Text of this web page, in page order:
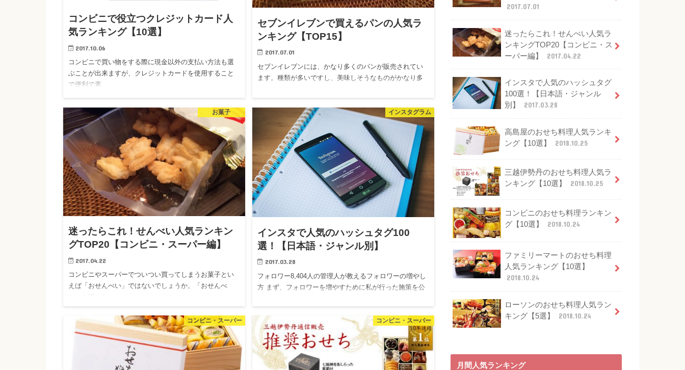
コンビニで役立つクレジットカード人
気ランキング【10選】
2017.10.06
コンビニで買い物をする際に現金以外の支払い方法も選
ぶことが出来ますが、クレジットカードを使用すること
で便利で素…
セブンイレブンで買えるパンの人気ラ
ンキング【TOP15】
2017.07.01
セブンイレブンには、かなり多くのパンが販売されてい
ます。種類が多いですし、美味しそうなものがかなり多
お菓子
迷ったらこれ！せんべい人気ランキン
グTOP20【コンビニ・スーパー編】
2017.04.22
コンビニやスーパーでついつい買ってしまうお菓子とい
えば「おせんべい」ではないでしょうか。「おせんべ
インスタグラム
インスタで人気のハッシュタグ100
選！【日本語・ジャンル別】
2017.03.28
フォロワー8,404人の管理人が教えるフォロワーの増やし
方 まず、フォロワーを増やすために私が行った施策を公
コンビニ・スーパー コンビニ・スーパー
2017.07.01
迷ったらこれ！せんべい人気ラ
ンキングTOP20【コンビニ・ス
ーパー編】
2017.04.22
インスタで人気のハッシュタグ
100選！【日本語・ジャンル
別】
2017.03.28
高島屋のおせち料理人気ランキ
ング【10選】
2018.10.25
三越伊勢丹のおせち料理人気ラ
ンキング【10選】
2018.10.25
コンビニのおせち料理ランキン
グ【10選】
2018.10.24
ファミリーマートのおせち料理
人気ランキング【10選】
2018.10.24
ローソンのおせち料理人気ラン
キング【5選】
2018.10.24
月間人気ランキング